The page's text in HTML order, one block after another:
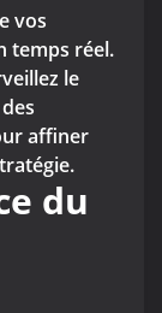
vos
temps réel.
le
affiner
du